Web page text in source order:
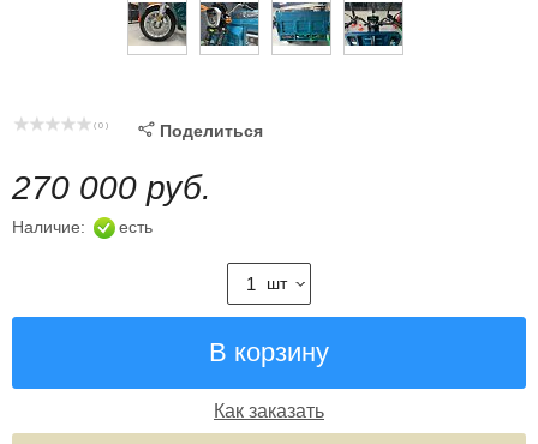
( 0 )  Поделиться
270 000 руб.
Наличие: есть
шт
Как заказать